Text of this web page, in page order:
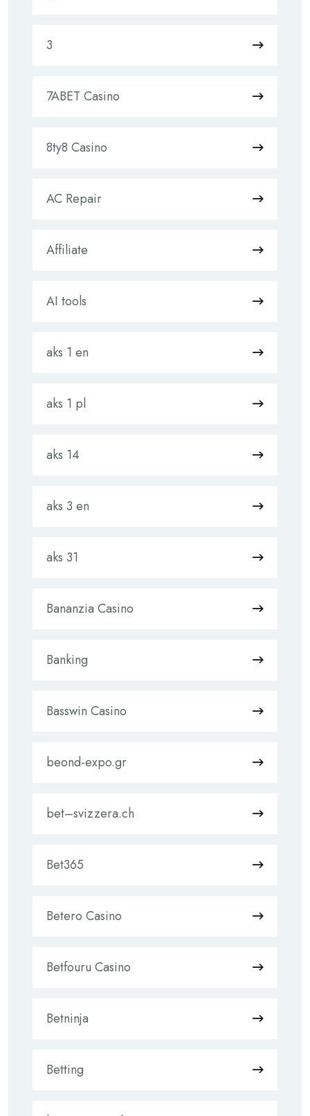
3
7ABET Casino
8ty8 Casino
AC Repair
Affiliate
AI tools
aks 1 en
aks 1 pl
aks 14
aks 3 en
aks 31
Bananzia Casino
Banking
Basswin Casino
beond-expo.gr
bet–svizzera.ch
Bet365
Betero Casino
Betfouru Casino
Betninja
Betting